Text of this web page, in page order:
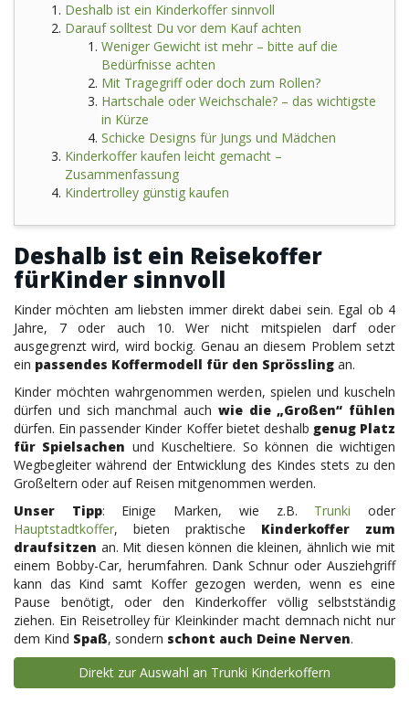
Deshalb ist ein Kinderkoffer sinnvoll
Darauf solltest Du vor dem Kauf achten
Weniger Gewicht ist mehr – bitte auf die
Bedürfnisse achten
Mit Tragegriff oder doch zum Rollen?
Hartschale oder Weichschale? – das wichtigste
in Kürze
Schicke Designs für Jungs und Mädchen
Kinderkoffer kaufen leicht gemacht –
Zusammenfassung
Kindertrolley günstig kaufen
Deshalb ist ein Reisekoffer
fürKinder sinnvoll
Kinder möchten am liebsten immer direkt dabei sein. Egal ob 4
Jahre, 7 oder auch 10. Wer nicht mitspielen darf oder
ausgegrenzt wird, wird bockig. Genau an diesem Problem setzt
ein passendes Koffermodell für den Sprössling an.
Kinder möchten wahrgenommen werden, spielen und kuscheln
dürfen und sich manchmal auch wie die „Großen“ fühlen
dürfen. Ein passender Kinder Koffer bietet deshalb genug Platz
für Spielsachen und Kuscheltiere. So können die wichtigen
Wegbegleiter während der Entwicklung des Kindes stets zu den
Großeltern oder auf Reisen mitgenommen werden.
Unser Tipp: Einige Marken, wie z.B. Trunki oder
Hauptstadtkoffer, bieten praktische Kinderkoffer zum
draufsitzen an. Mit diesen können die kleinen, ähnlich wie mit
einem Bobby-Car, herumfahren. Dank Schnur oder Ausziehgriff
kann das Kind samt Koffer gezogen werden, wenn es eine
Pause benötigt, oder den Kinderkoffer völlig selbstständig
ziehen. Ein Reisetrolley für Kleinkinder macht demnach nicht nur
dem Kind Spaß, sondern schont auch Deine Nerven.
Direkt zur Auswahl an Trunki Kinderkoffern